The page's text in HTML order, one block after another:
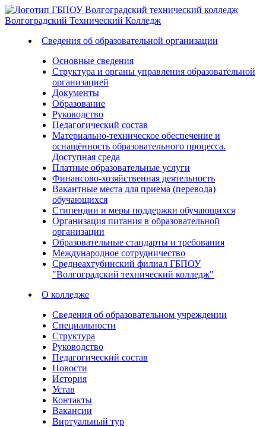
Волгоградский Технический Колледж
Сведения об образовательной организации
Основные сведения
Структура и органы управления образовательной
организацией
Документы
Образование
Руководство
Педагогический состав
Материально-техническое обеспечение и
оснащённость образовательного процесса.
Доступная среда
Платные образовательные услуги
Финансово-хозяйственная деятельность
Вакантные места для приема (перевода)
обучающихся
Стипендии и меры поддержки обучающихся
Организация питания в образовательной
организации
Образовательные стандарты и требования
Международное сотрудничество
Среднеахтубинский филиал ГБПОУ
"Волгоградский технический колледж"
О колледже
Сведения об образовательном учреждении
Специальности
Структура
Руководство
Педагогический состав
Новости
История
Устав
Контакты
Вакансии
Виртуальный тур